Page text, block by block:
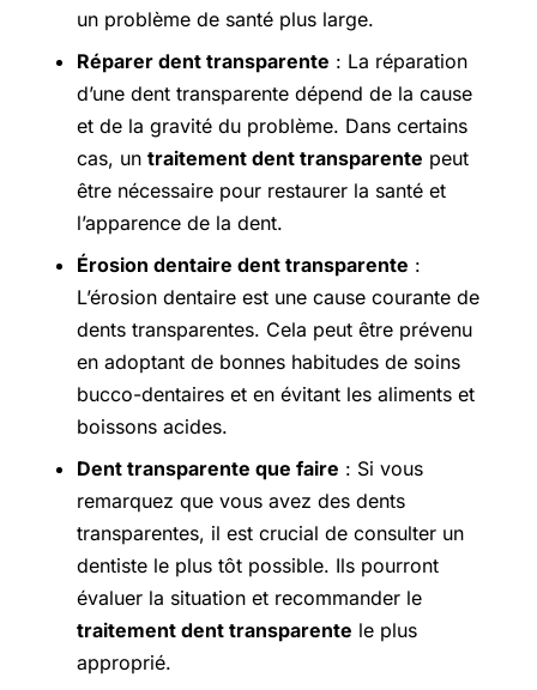
un problème de santé plus large.
Réparer dent transparente : La réparation
d’une dent transparente dépend de la cause
et de la gravité du problème. Dans certains
cas, un traitement dent transparente peut
être nécessaire pour restaurer la santé et
l’apparence de la dent.
Érosion dentaire dent transparente :
L’érosion dentaire est une cause courante de
dents transparentes. Cela peut être prévenu
en adoptant de bonnes habitudes de soins
bucco-dentaires et en évitant les aliments et
boissons acides.
Dent transparente que faire : Si vous
remarquez que vous avez des dents
transparentes, il est crucial de consulter un
dentiste le plus tôt possible. Ils pourront
évaluer la situation et recommander le
traitement dent transparente le plus
approprié.